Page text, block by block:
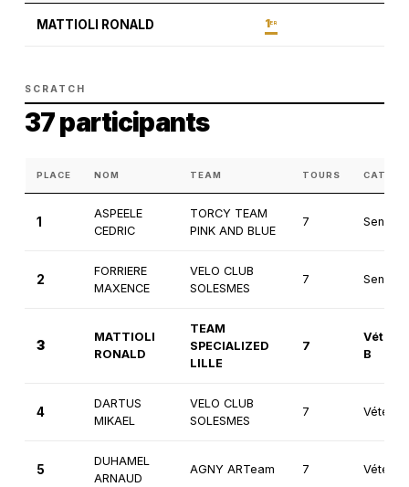
MATTIOLI RONALD 1ER
SCRATCH
37 participants
PLACE NOM TEAM TOURS
1
ASPEELE
CEDRIC
TORCY TEAM
PINK AND BLUE
7 Seniors
2
FORRIERE
MAXENCE
VELO CLUB
SOLESMES
7 Seniors
3
MATTIOLI
RONALD
TEAM
SPECIALIZED
LILLE
7
B
4
DARTUS
MIKAEL
VELO CLUB
SOLESMES
7
5
DUHAMEL
ARNAUD
AGNY ARTeam 7